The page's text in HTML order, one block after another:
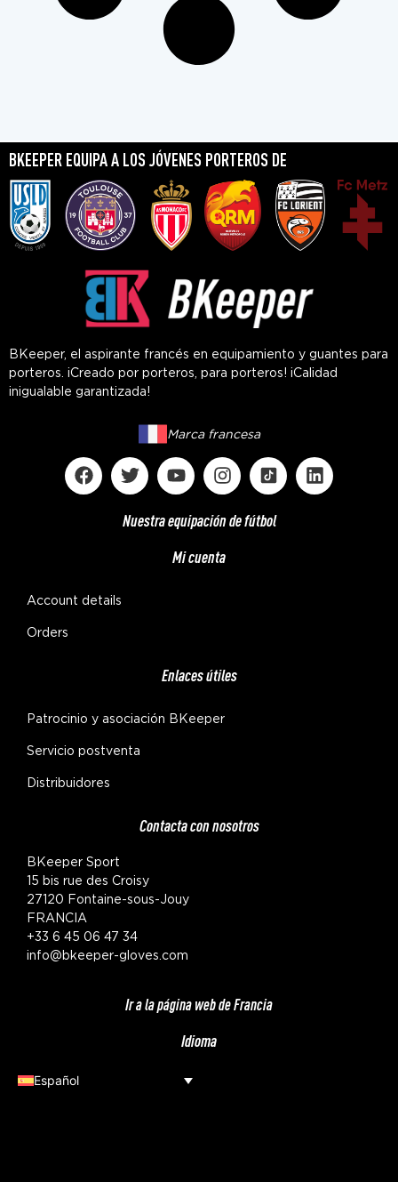
BKEEPER EQUIPA A LOS JÓVENES PORTEROS DE
BKeeper, el aspirante francés en equipamiento y guantes para
porteros. ¡Creado por porteros, para porteros! ¡Calidad
inigualable garantizada!
Marca francesa
Nuestra equipación de fútbol
Mi cuenta
Account details
Orders
Enlaces útiles
Patrocinio y asociación BKeeper
Servicio postventa
Distribuidores
Contacta con nosotros
BKeeper Sport
15 bis rue des Croisy
27120 Fontaine-sous-Jouy
FRANCIA
+33 6 45 06 47 34
info@bkeeper-gloves.com
Ir a la página web de Francia
Idioma
Español